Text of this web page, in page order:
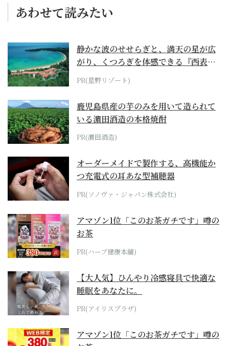
あわせて読みたい
静かな波のせせらぎと、満天の星が広
がり、くつろぎを体感できる『西表島
ホテル by...
PR(星野リゾート)
鹿児島県産の芋のみを用いて造られて
いる濵田酒造の本格焼酎
PR(濵田酒造)
オーダーメイドで製作する、高機能か
つ充電式の耳あな型補聴器
PR(ソノヴァ・ジャパン株式会社)
アマゾン1位「このお茶ガチです」噂の
お茶
PR(ハーブ健康本舗)
【大人気】ひんやり冷感寝具で快適な
睡眠をあなたに。
PR(アイリスプラザ)
アマゾン1位「このお茶ガチです」噂の